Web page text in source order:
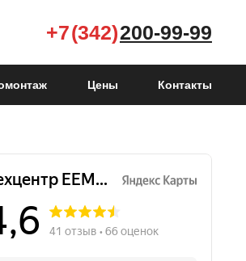
+7 (342)200-99-99
Цены Контакты